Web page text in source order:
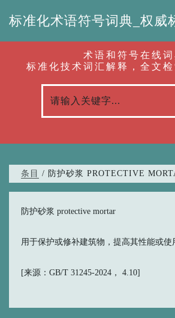
术语和符号在线词
标准化技术词汇解释，全文
条目 / 防护砂浆 PROTECTIVE
防护砂浆 protective mortar
用于保护或修补建筑物，提高其性能或使
[来源：GB/T 31245-2024， 4.10]